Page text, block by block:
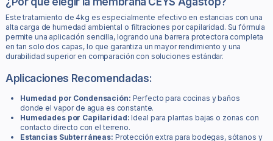
Este tratamiento de 4kg es especialmente efectivo en estancias con una
alta carga de humedad ambiental o filtraciones por capilaridad. Su fórmula
permite una aplicación sencilla, logrando una barrera protectora completa
en tan solo dos capas, lo que garantiza un mayor rendimiento y una
durabilidad superior en comparación con soluciones estándar.
Aplicaciones Recomendadas:
Humedad por Condensación: Perfecto para cocinas y baños
donde el vapor de agua es constante.
Humedades por Capilaridad: Ideal para plantas bajas o zonas con
contacto directo con el terreno.
Estancias Subterráneas: Protección extra para bodegas, sótanos y